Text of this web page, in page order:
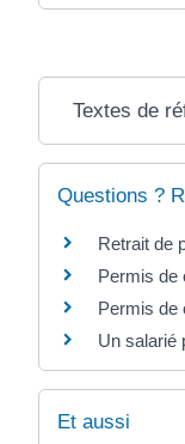
Textes de
Questions ?
Retrait de
Permis de
Permis de
Un salarié
Et aussi